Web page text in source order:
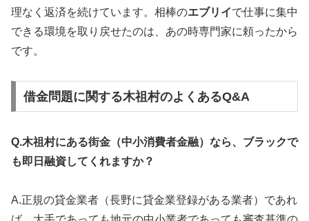
理なく返済を続けています。相棒のエブリイで仕事に集中
できる環境を取り戻せたのは、あの時専門家に頼ったから
です。
借金問題に関する木祖村のよくあるQ&A
Q.木祖村にある街金（中小消費者金融）なら、ブラックで
も即日融資してくれますか？
A.正規の貸金業者（長野に貸金業登録がある業者）であれ